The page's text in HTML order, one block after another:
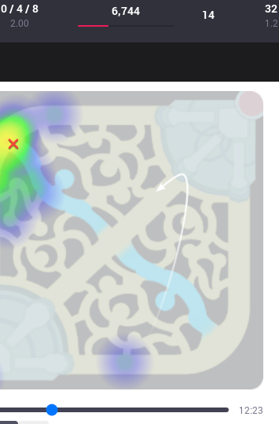
0 / 4 / 8
2.00
6,744 14 32
1.2
17:46